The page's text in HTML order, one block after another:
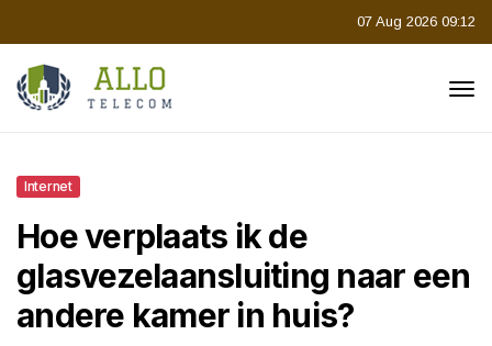
07 Aug 2026 09:12
Internet
Hoe verplaats ik de
glasvezelaansluiting naar een
andere kamer in huis?